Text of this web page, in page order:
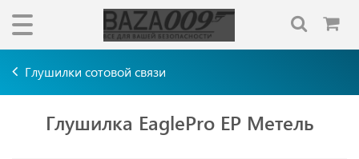
Глушилки сотовой связи
Глушилка EaglePro EP Метель